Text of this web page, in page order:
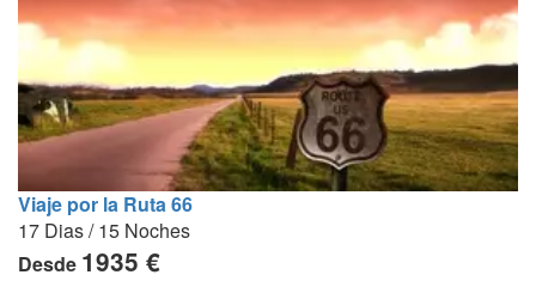
Viaje por la Ruta 66
17 Dias / 15 Noches
Desde 1935 €